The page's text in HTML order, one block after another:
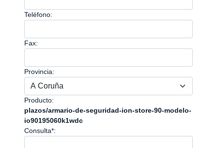
Teléfono:
Fax:
Provincia:
Producto:
plazos/armario-de-seguridad-ion-store-90-modelo-
io90195060k1wdc
Consulta*: